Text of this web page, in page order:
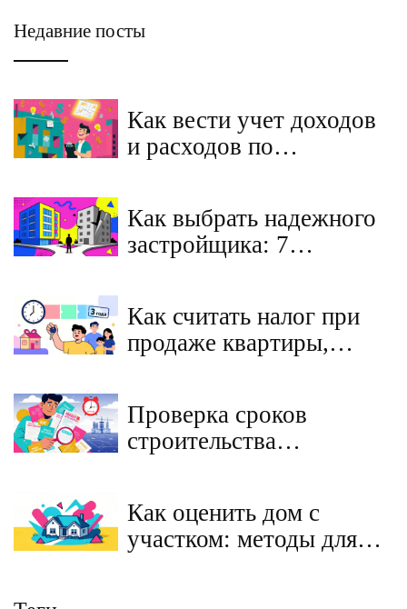
Недавние посты
Как вести учет доходов
и расходов по
пошаговое руководство
Как выбрать надежного
застройщика: 7
рисков
Как считать налог при
продаже квартиры,
Проверка сроков
строительства
сдачи и избежать
мошенников
Как оценить дом с
участком: методы для